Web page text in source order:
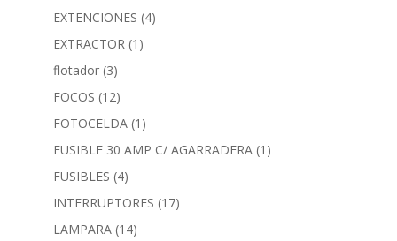
EXTENCIONES (4)
EXTRACTOR (1)
flotador (3)
FOCOS (12)
FOTOCELDA (1)
FUSIBLE 30 AMP C/ AGARRADERA (1)
FUSIBLES (4)
INTERRUPTORES (17)
LAMPARA (14)